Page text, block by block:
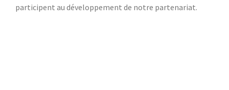
participent au développement de notre partenariat.